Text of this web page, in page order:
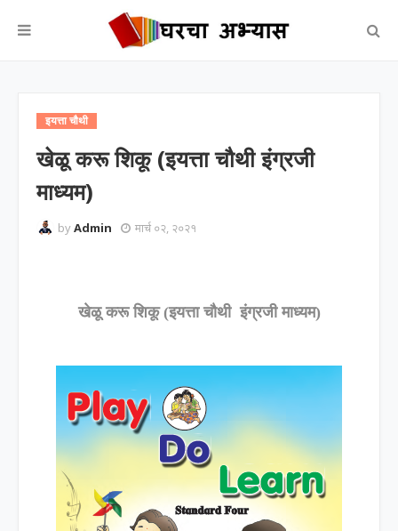
इयत्ता चौथी
खेळू करू शिकू (इयत्ता चौथी इंग्रजी
माध्यम)
byAdmin मार्च ०२, २०२१
खेळू करू शिकू (इयत्ता चौथी इंग्रजी माध्यम)